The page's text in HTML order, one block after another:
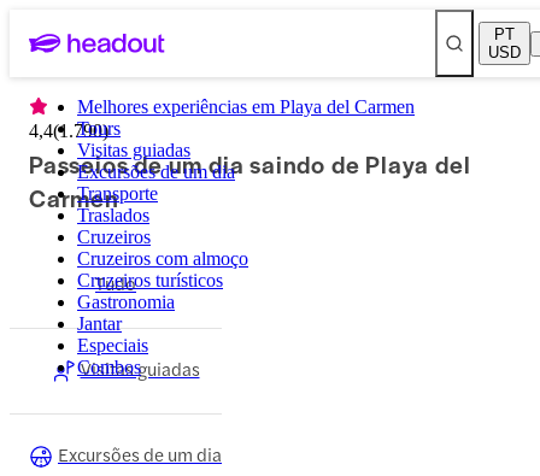
PT
USD
Melhores experiências em Playa del Carmen
Tours
Visitas guiadas
Excursões de um dia
Transporte
Traslados
Cruzeiros
Cruzeiros com almoço
Cruzeiros turísticos
Gastronomia
Jantar
Especiais
Combos
4,4(1.790)
Passeios de um dia saindo de Playa del
Carmen
Tudo
Visitas guiadas
Excursões de um dia